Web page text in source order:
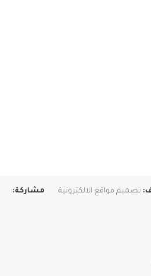
تصميم مواقع الالكترونية مشاركة: